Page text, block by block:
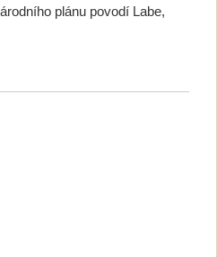
plánu povodí Labe,